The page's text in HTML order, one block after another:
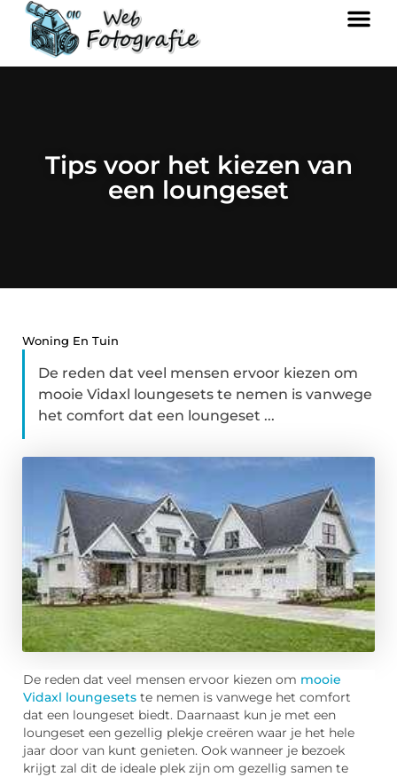
Tips voor het kiezen van
een loungeset
Woning En Tuin
De reden dat veel mensen ervoor kiezen om
mooie Vidaxl loungesets te nemen is vanwege
het comfort dat een loungeset ...
De reden dat veel mensen ervoor kiezen om mooie
Vidaxl loungesets te nemen is vanwege het comfort
dat een loungeset biedt. Daarnaast kun je met een
loungeset een gezellig plekje creëren waar je het hele
jaar door van kunt genieten. Ook wanneer je bezoek
krijgt zal dit de ideale plek zijn om gezellig samen te